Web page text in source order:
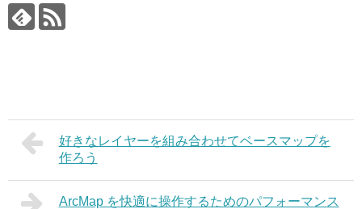
好きなレイヤーを組み合わせてベースマップを
作ろう
ArcMap を快適に操作するためのパフォーマンス